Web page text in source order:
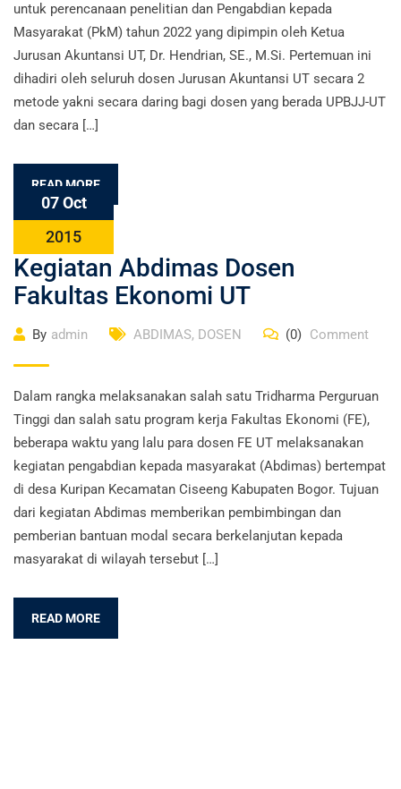
untuk perencanaan penelitian dan Pengabdian kepada
Masyarakat (PkM) tahun 2022 yang dipimpin oleh Ketua
Jurusan Akuntansi UT, Dr. Hendrian, SE., M.Si. Pertemuan ini
dihadiri oleh seluruh dosen Jurusan Akuntansi UT secara 2
metode yakni secara daring bagi dosen yang berada UPBJJ-UT
dan secara […]
READ MORE
07 Oct
2015
Kegiatan Abdimas Dosen
Fakultas Ekonomi UT
By admin ABDIMAS, DOSEN (0) Comment
Dalam rangka melaksanakan salah satu Tridharma Perguruan
Tinggi dan salah satu program kerja Fakultas Ekonomi (FE),
beberapa waktu yang lalu para dosen FE UT melaksanakan
kegiatan pengabdian kepada masyarakat (Abdimas) bertempat
di desa Kuripan Kecamatan Ciseeng Kabupaten Bogor. Tujuan
dari kegiatan Abdimas memberikan pembimbingan dan
pemberian bantuan modal secara berkelanjutan kepada
masyarakat di wilayah tersebut […]
READ MORE